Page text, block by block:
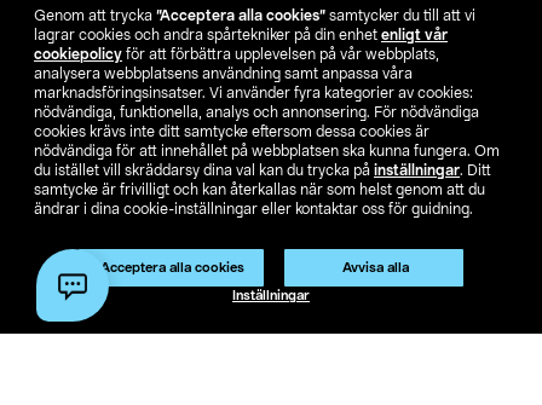
Genom att trycka ”Acceptera alla cookies” samtycker du till att vi
lagrar cookies och andra spårtekniker på din enhet enligt vår
cookiepolicy för att förbättra upplevelsen på vår webbplats,
analysera webbplatsens användning samt anpassa våra
marknadsföringsinsatser. Vi använder fyra kategorier av cookies:
nödvändiga, funktionella, analys och annonsering. För nödvändiga
cookies krävs inte ditt samtycke eftersom dessa cookies är
nödvändiga för att innehållet på webbplatsen ska kunna fungera. Om
du istället vill skräddarsy dina val kan du trycka på inställningar. Ditt
samtycke är frivilligt och kan återkallas när som helst genom att du
ändrar i dina cookie-inställningar eller kontaktar oss för guidning.
Acceptera alla cookies Avvisa alla
Inställningar
Våra bolag
Hitta butik
SE NO FI
Köpvillkor Privacy statement Klubbvillkor